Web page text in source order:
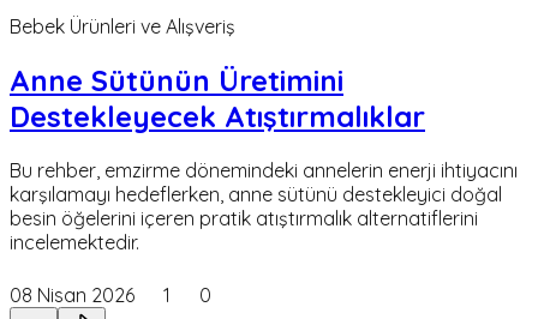
Bebek Ürünleri ve Alışveriş
Anne Sütünün Üretimini
Destekleyecek Atıştırmalıklar
Bu rehber, emzirme dönemindeki annelerin enerji ihtiyacını
karşılamayı hedeflerken, anne sütünü destekleyici doğal
besin öğelerini içeren pratik atıştırmalık alternatiflerini
incelemektedir.
08 Nisan 2026 1 0